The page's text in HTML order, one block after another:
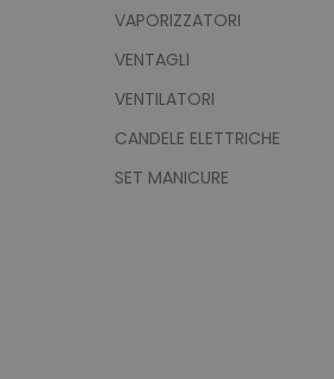
VAPORIZZATORI
VENTAGLI
VENTILATORI
CANDELE ELETTRICHE
SET MANICURE